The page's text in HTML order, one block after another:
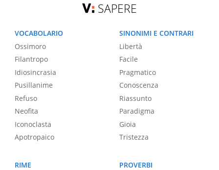
SAPERE
VOCABOLARIO
Ossimoro
Filantropo
Idiosincrasia
Pusillanime
Refuso
Neofita
Iconoclasta
Apotropaico
SINONIMI E CONTRARI
Libertà
Facile
Pragmatico
Conoscenza
Riassunto
Paradigma
Gioia
Tristezza
RIME
PROVERBI